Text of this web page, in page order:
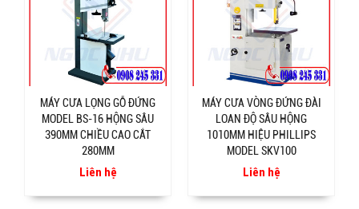
MÁY CƯA LỌNG GỖ ĐỨNG
MODEL BS-16 HỘNG SÂU
390MM CHIỀU CAO CẮT
280MM
Liên hệ
MÁY CƯA VÒNG ĐỨNG ĐÀI
LOAN ĐỘ SÂU HỘNG
1010MM HIỆU PHILLIPS
MODEL SKV100
Liên hệ